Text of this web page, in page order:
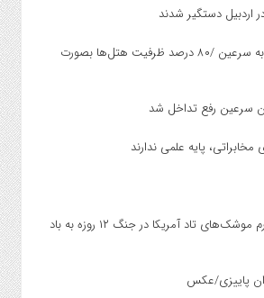
اردبیل دستگیر شدند
ورود ۸۶۰ هزار مسافر به سرعین /۸۰ درصد ظرفیت هتل‌ها بصورت
سرعین رفع تداخل شد
پایه علمی ندارند
اینفوگرافیک/ یک چهارم موشک‌های تاد آمریکا در جنگ ۱۲ روزه به باد
پاییزی/عکس